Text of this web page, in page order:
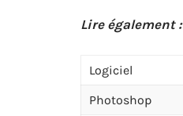
Lire également :
Logiciel
Photoshop